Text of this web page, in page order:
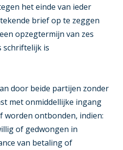
het einde van ieder
brief op te zeggen
opzegtermijn van zes
schriftelijk is
door beide partijen zonder
met onmiddellijke ingang
worden ontbonden, indien:
of gedwongen in
van betaling of